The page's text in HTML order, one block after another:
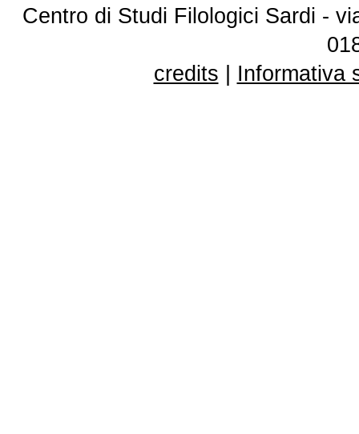
Centro di Studi Filologici Sardi -
credits
Informativa